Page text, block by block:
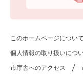
このホームページについて
個人情報の取り扱いにつ
市庁舎へのアクセス